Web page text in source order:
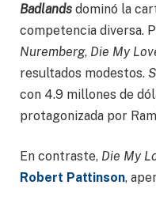
Badlands dominó la
competencia diversa.
Nuremberg, Die My
resultados modestos.
con 4.9 millones de
protagonizada por
En contraste, Die My
Robert Pattinson,